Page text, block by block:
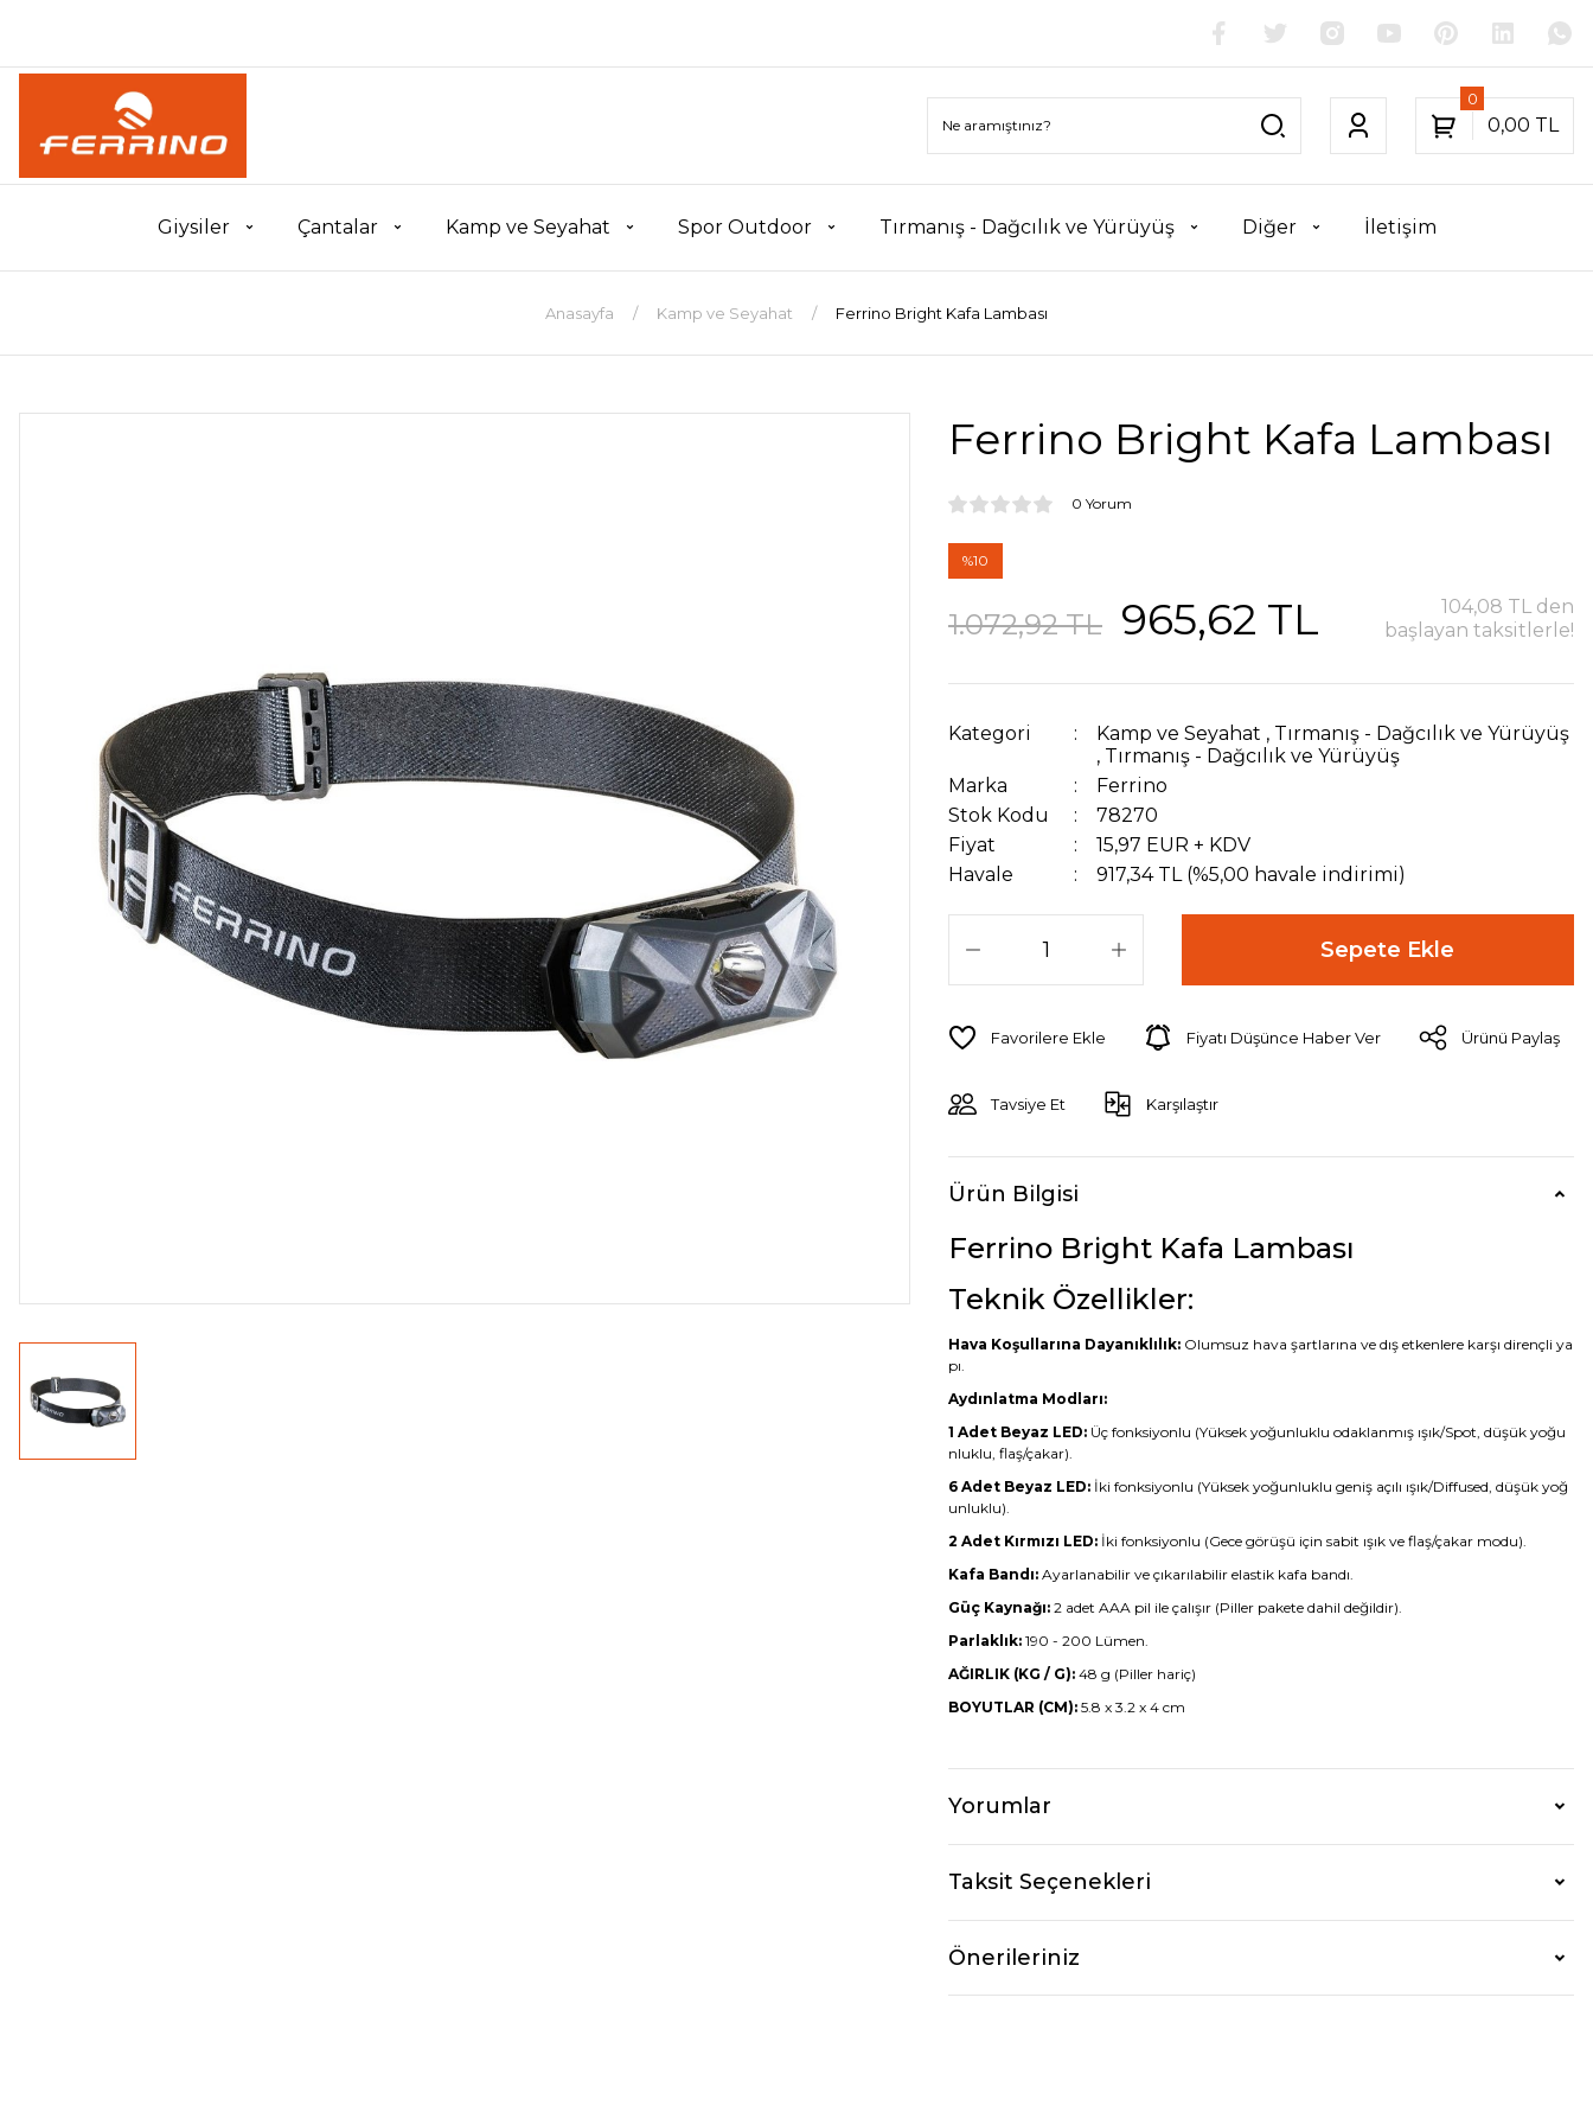
0,00 TL
0
Giysiler Çantalar Kamp ve Seyahat Spor Outdoor Tırmanış - Dağcılık ve Yürüyüş Diğer İletişim
Anasayfa Kamp ve Seyahat Ferrino Bright Kafa Lambası
Ferrino Bright Kafa Lambası
0 Yorum
%10
1.072,92 TL 965,62 TL
104,08 TL den
başlayan taksitlerle!
Kategori Kamp ve Seyahat , Tırmanış - Dağcılık ve Yürüyüş
, Tırmanış - Dağcılık ve Yürüyüş
Marka
Ferrino
Stok Kodu
78270
Fiyat
15,97 EUR + KDV
Havale
917,34 TL (%5,00 havale indirimi)
Sepete Ekle
Fiyatı Düşünce Haber Ver Ürünü Paylaş
Tavsiye Et Karşılaştır
Ürün Bilgisi
Ferrino Bright Kafa Lambası
Teknik Özellikler:
Hava Koşullarına Dayanıklılık: Olumsuz hava şartlarına ve dış etkenlere karşı dirençli ya
pı.
Aydınlatma Modları:
1 Adet Beyaz LED: Üç fonksiyonlu (Yüksek yoğunluklu odaklanmış ışık/Spot, düşük yoğu
nluklu, flaş/çakar).
6 Adet Beyaz LED: İki fonksiyonlu (Yüksek yoğunluklu geniş açılı ışık/Diffused, düşük yoğ
unluklu).
2 Adet Kırmızı LED: İki fonksiyonlu (Gece görüşü için sabit ışık ve flaş/çakar modu).
Kafa Bandı: Ayarlanabilir ve çıkarılabilir elastik kafa bandı.
Güç Kaynağı: 2 adet AAA pil ile çalışır (Piller pakete dahil değildir).
Parlaklık: 190 - 200 Lümen.
AĞIRLIK (KG / G): 48 g (Piller hariç)
BOYUTLAR (CM): 5.8 x 3.2 x 4 cm
Yorumlar
Taksit Seçenekleri
Önerileriniz